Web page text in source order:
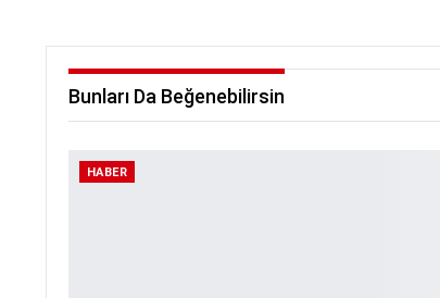
Bunları Da Beğenebilirsin
HABER